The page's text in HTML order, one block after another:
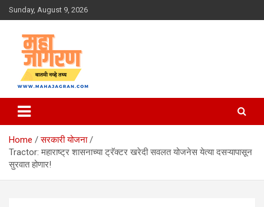
Skip
to
Sunday, August 9, 2026
महा जागरण
Home
सरकारी योजना
Tractor: महाराष्ट्र शासनाच्या ट्रॅक्टर खरेदी सवलत योजनेस येत्या दसऱ्यापासून
सुरवात होणार!